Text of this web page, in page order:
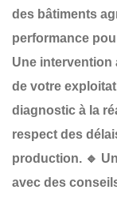
des bâtiments
performance
Une intervention
de votre
diagnostic à la
respect des
production. 🔹
avec des